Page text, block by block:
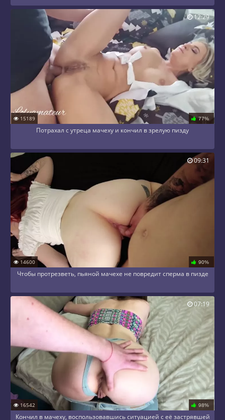
15189 77%
Потрахал с утреца мачеху и кончил в зрелую пизду
12:29
14600 90%
Чтобы протрезветь, пьяной мачехе не повредит сперма в пизде
09:31
16542 98%
Кончил в мачеху, воспользовавшись ситуацией с её застрявшей
07:19